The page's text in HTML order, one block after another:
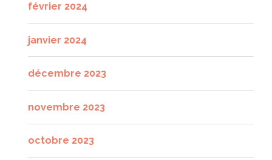
février 2024
janvier 2024
décembre 2023
novembre 2023
octobre 2023